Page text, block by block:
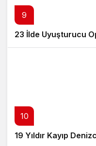
9
23 İlde Uyuşturucu
10
19 Yıldır Kayıp